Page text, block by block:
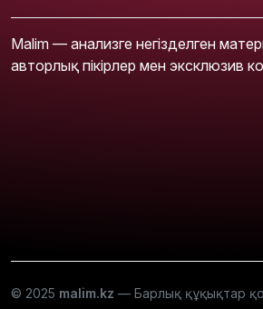
Malim — анализге негізделген
авторлық пікірлер мен эксклюзив
© 2025 malim.kz — Барлық құқықтар